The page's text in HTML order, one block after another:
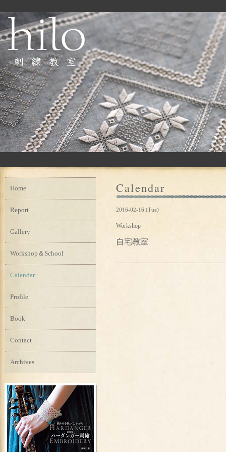
Calendar
2016-02-16 (Tue)
Workshop
自宅教室
Home
Report
Gallery
Workshop＆School
Calendar
Profile
Book
Contact
Archives